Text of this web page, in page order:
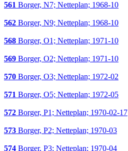
561 Borger, N7; Netteplan; 1968-10
562 Borger, N9; Netteplan; 1968-10
568 Borger, O1; Netteplan; 1971-10
569 Borger, O2; Netteplan; 1971-10
570 Borger, O3; Netteplan; 1972-02
571 Borger, O5; Netteplan; 1972-05
572 Borger, P1; Netteplan; 1970-02-17
573 Borger, P2; Netteplan; 1970-03
574 Borger, P3; Netteplan; 1970-04